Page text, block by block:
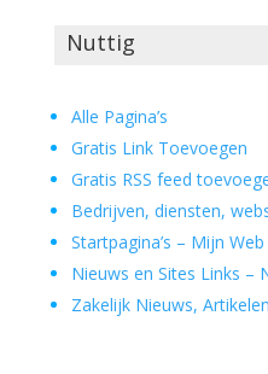
Nuttig
Alle Pagina’s
Gratis Link Toevoegen
Gratis RSS feed
Bedrijven, diensten,
Startpagina’s – Mijn
Nieuws en Sites Links –
Zakelijk Nieuws,